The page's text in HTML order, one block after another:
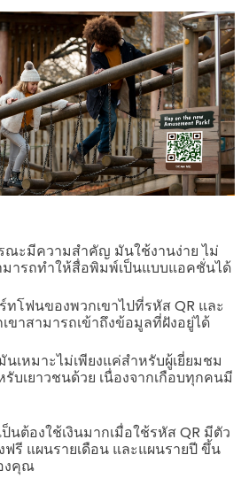
ณะมีความสำคัญ มันใช้งานง่าย ไม่
ารถทำให้สื่อพิมพ์เป็นแบบแอคชั่นได้
ทโฟนของพวกเขาไปที่รหัส QR และ
ขาสามารถเข้าถึงข้อมูลที่ฝังอยู่ได้
เหมาะไม่เพียงแค่สำหรับผู้เยี่ยมชม
บเยาวชนด้วย เนื่องจากเกือบทุกคนมี
ต้องใช้เงินมากเมื่อใช้รหัส QR มีตัว
ฟรี แผนรายเดือน และแผนรายปี ขึ้น
งคุณ